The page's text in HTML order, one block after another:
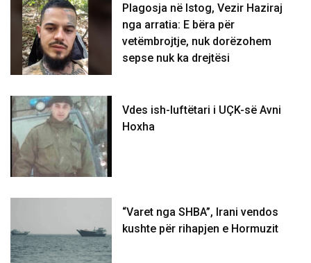
Plagosja në Istog, Vezir Haziraj
nga arratia: E bëra për
vetëmbrojtje, nuk dorëzohem
sepse nuk ka drejtësi
Vdes ish-luftëtari i UÇK-së Avni
Hoxha
“Varet nga SHBA”, Irani vendos
kushte për rihapjen e Hormuzit